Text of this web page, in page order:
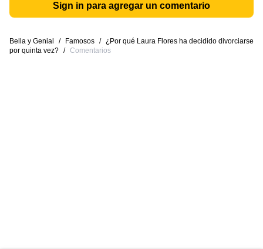
Sign in para agregar un comentario
Bella y Genial / Famosos / ¿Por qué Laura Flores ha decidido divorciarse
por quinta vez? / Comentarios